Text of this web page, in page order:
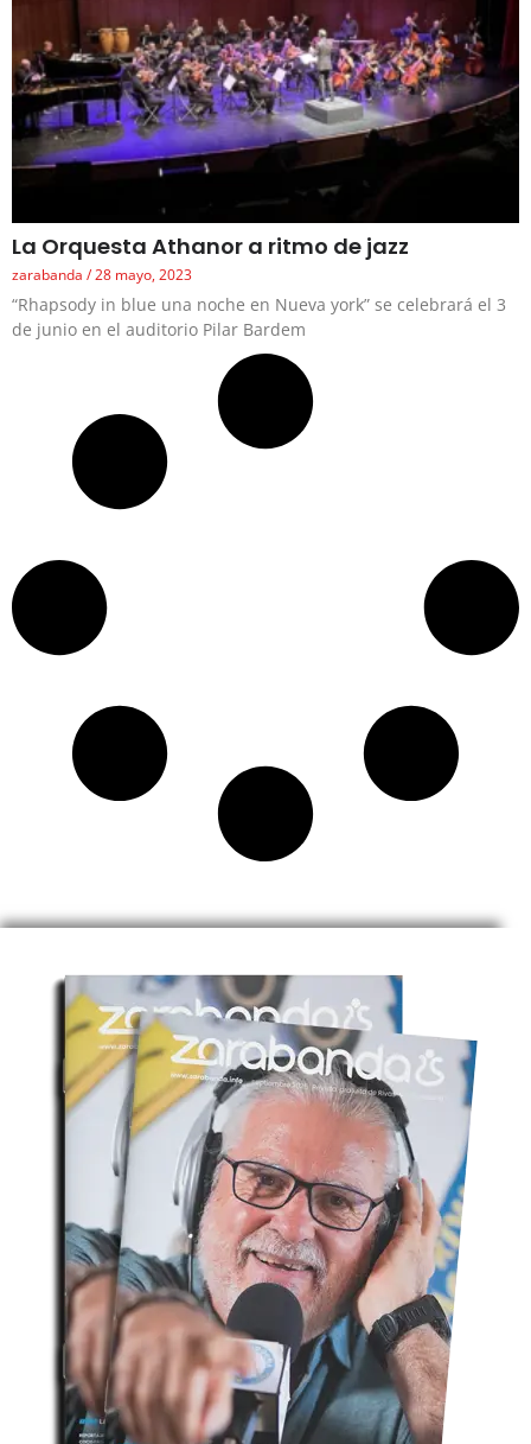
La Orquesta Athanor a ritmo de jazz
zarabanda 28 mayo, 2023
“Rhapsody in blue una noche en Nueva york” se celebrará el 3
de junio en el auditorio Pilar Bardem